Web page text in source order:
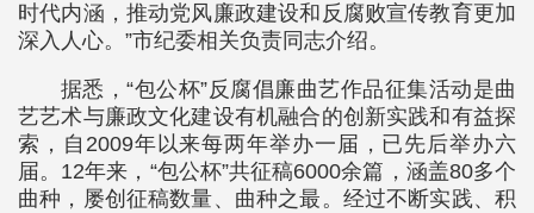
时代内涵，推动党风廉政建设和反腐败宣传教育更加
深入人心。”市纪委相关负责同志介绍。
据悉，“包公杯”反腐倡廉曲艺作品征集活动是曲
艺艺术与廉政文化建设有机融合的创新实践和有益探
索，自2009年以来每两年举办一届，已先后举办六
届。12年来，“包公杯”共征稿6000余篇，涵盖80多个
曲种，屡创征稿数量、曲种之最。经过不断实践、积